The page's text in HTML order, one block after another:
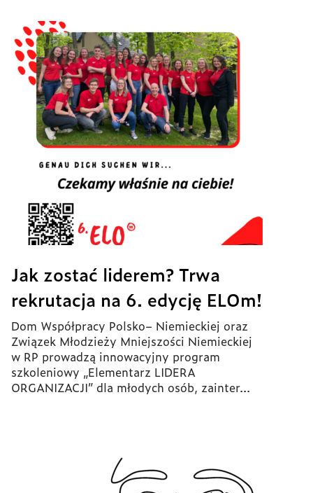
Jak zostać liderem? Trwa
rekrutacja na 6. edycję ELOm!
Dom Współpracy Polsko– Niemieckiej oraz
Związek Młodzieży Mniejszości Niemieckiej
w RP prowadzą innowacyjny program
szkoleniowy „Elementarz LIDERA
ORGANIZACJI” dla młodych osób, zainter...